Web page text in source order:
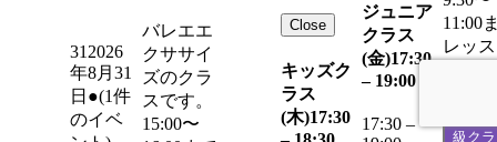
31 2026
年8月31
日 ●(1件
のイベ
バレエエ
クササイ
ズのクラ
スです。
15:00〜
Close
キッズク
ラス
(木)17:30
ジュニア
クラス
(金)17:30
– 19:00
17:30 –
11:00
レッ
級ク